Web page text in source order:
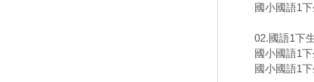
國小國語1
02.國語1下
國小國語1
國小國語1